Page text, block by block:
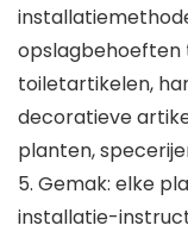
opslagbehoeften
toiletartikelen,
decoratieve
planten,
5. Gemak: elke
installatie-